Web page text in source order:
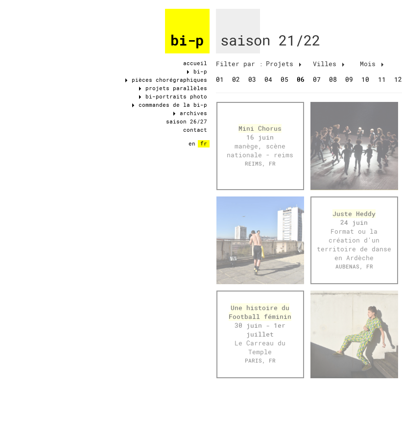
bi-p
accueil
bi-p
pièces chorégraphiques
projets parallèles
bi-portraits photo
commandes de la bi-p
archives
saison 26/27
contact
fr
en
saison 21/22
Filter par : Projets Villes Mois
01 02 03 04 05 06 07 08 09 10 11 12
past
Mini Chorus
16 juin
manège, scène
nationale - reims
REIMS, FR
Juste Heddy
24 juin
Format ou la
création d'un
territoire de danse
en Ardèche
AUBENAS, FR
Une histoire du
Football féminin
30 juin - 1er
juillet
Le Carreau du
Temple
PARIS, FR